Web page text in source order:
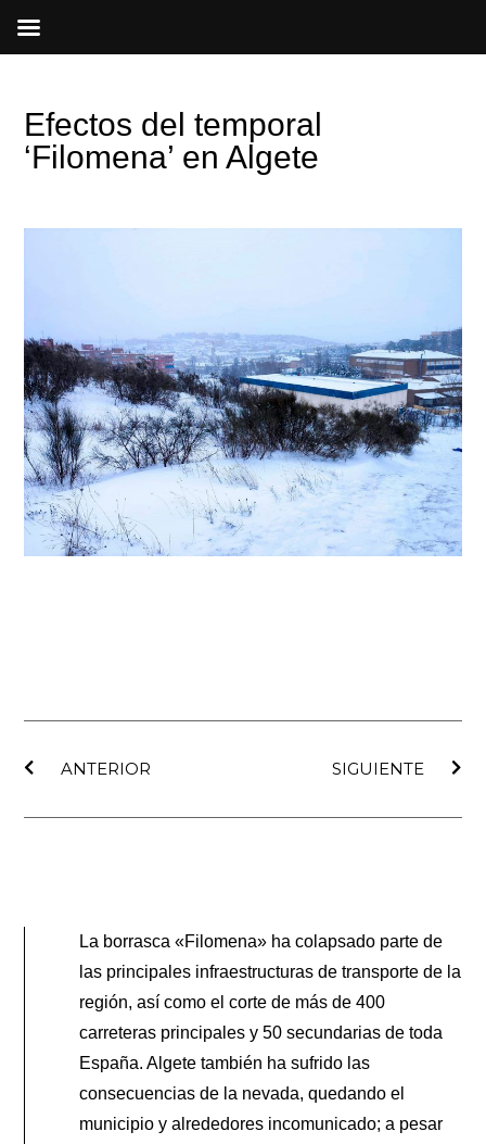
Efectos del temporal
‘Filomena’ en Algete
ANTERIOR
SIGUIENTE
La borrasca «Filomena» ha colapsado parte de
las principales infraestructuras de transporte de la
región, así como el corte de más de 400
carreteras principales y 50 secundarias de toda
España. Algete también ha sufrido las
consecuencias de la nevada, quedando el
municipio y alrededores incomunicado; a pesar